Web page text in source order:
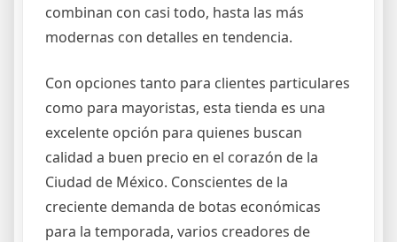
combinan con casi todo, hasta las más
modernas con detalles en tendencia.
Con opciones tanto para clientes particulares
como para mayoristas, esta tienda es una
excelente opción para quienes buscan
calidad a buen precio en el corazón de la
Ciudad de México. Conscientes de la
creciente demanda de botas económicas
para la temporada, varios creadores de